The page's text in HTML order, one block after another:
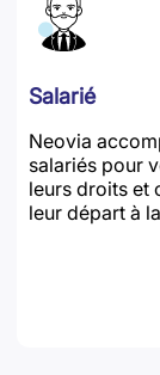
Salarié
Neovia
salariés pour
leurs droits et
leur départ à